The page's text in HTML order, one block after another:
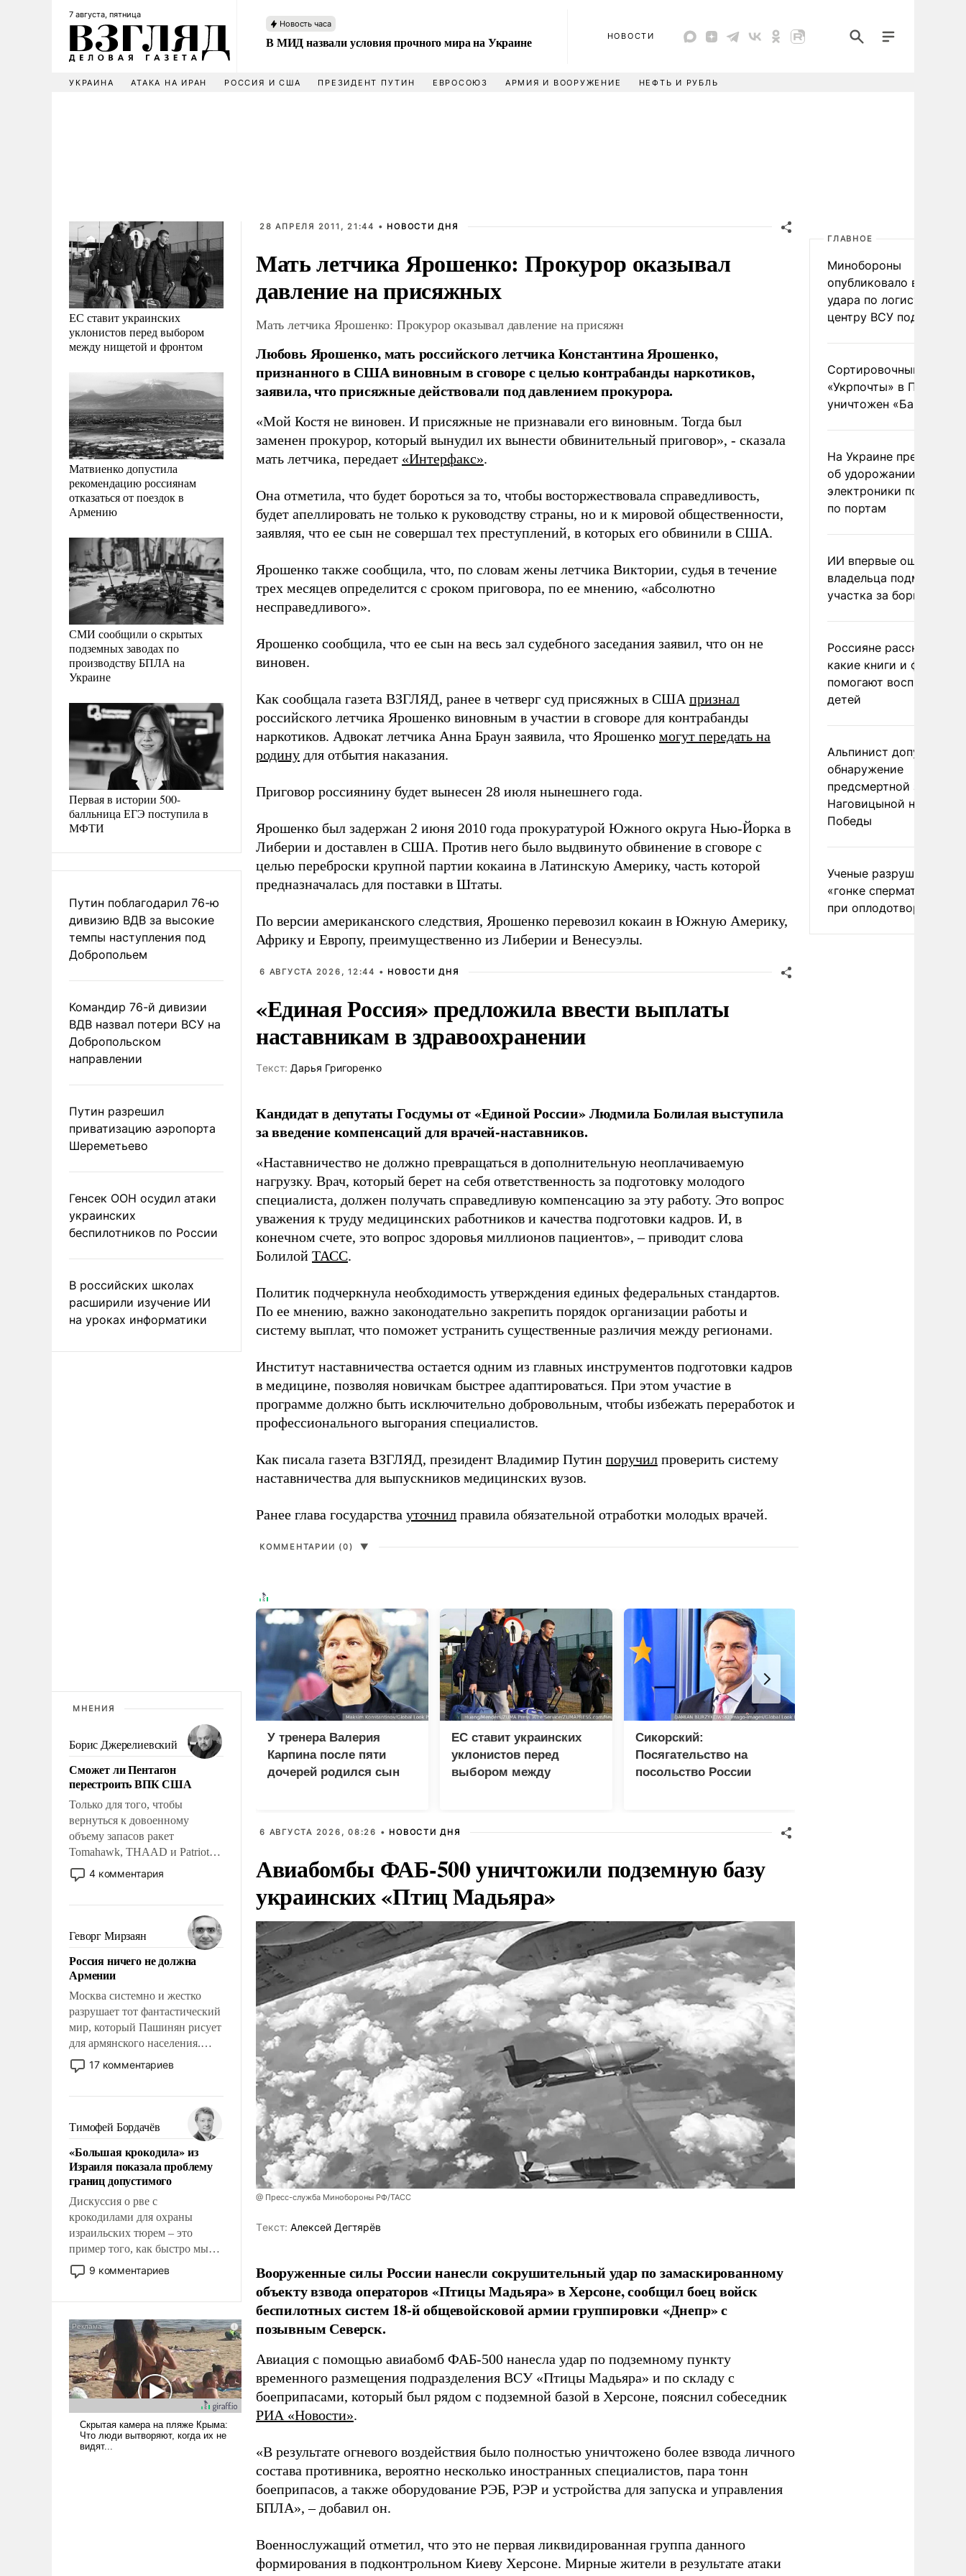
7 августа, пятница
Новость часа
В МИД назвали условия прочного мира на Украине НОВОСТИ
УКРАИНА АТАКА НА ИРАН РОССИЯ И США ПРЕЗИДЕНТ ПУТИН ЕВРОСОЮЗ АРМИЯ И ВООРУЖЕНИЕ НЕФТЬ И РУБЛЬ
ЕС ставит украинских
уклонистов перед выбором
между нищетой и фронтом
Матвиенко допустила
рекомендацию россиянам
отказаться от поездок в
Армению
СМИ сообщили о скрытых
подземных заводах по
производству БПЛА на
Украине
Первая в истории 500-
балльница ЕГЭ поступила в
МФТИ
Путин поблагодарил 76-ю
дивизию ВДВ за высокие
темпы наступления под
Добропольем
Командир 76-й дивизии
ВДВ назвал потери ВСУ на
Добропольском
направлении
Путин разрешил
приватизацию аэропорта
Шереметьево
Генсек ООН осудил атаки
украинских
беспилотников по России
В российских школах
расширили изучение ИИ
на уроках информатики
МНЕНИЯ
Борис Джерелиевский
Сможет ли Пентагон
перестроить ВПК США
Только для того, чтобы
вернуться к довоенному
объему запасов ракет
Tomahawk, THAAD и Patriot
США потребуется более трех
лет. Даже небольшая война с
Сложившаяся ситуация
означает многолетний период
уязвимости США, например,
перед Китаем.
4 комментария
Геворг Мирзаян
Россия ничего не должна
Армении
Москва системно и жестко
разрушает тот фантастический
мир, который Пашинян рисует
для армянского населения.
Мир, где политические
прожекты будут безусловно
налогоплательщиков и где
Еревану за свои поступки не
нужно отвечать.
17 комментариев
Тимофей Бордачёв
«Большая крокодила» из
Израиля показала проблему
границ допустимого
Дискуссия о рве с
крокодилами для охраны
израильских тюрем – это
пример того, как быстро мы
двигаемся по пути
революционных изменений.
псевдонаучной фантастики,
стало всерьез обсуждаемой
идеей.
9 комментариев
28 АПРЕЛЯ 2011, 21:44 • НОВОСТИ ДНЯ
Мать летчика Ярошенко: Прокурор оказывал
давление на присяжных
Мать летчика Ярошенко: Прокурор оказывал давление на присяжн
Любовь Ярошенко, мать российского летчика Константина Ярошенко,
признанного в США виновным в сговоре с целью контрабанды наркотиков,
заявила, что присяжные действовали под давлением прокурора.
«Мой Костя не виновен. И присяжные не признавали его виновным. Тогда был
заменен прокурор, который вынудил их вынести обвинительный приговор», - сказала
мать летчика, передает «Интерфакс».
Она отметила, что будет бороться за то, чтобы восторжествовала справедливость,
будет апеллировать не только к руководству страны, но и к мировой общественности,
заявляя, что ее сын не совершал тех преступлений, в которых его обвинили в США.
Ярошенко также сообщила, что, по словам жены летчика Виктории, судья в течение
трех месяцев определится с сроком приговора, по ее мнению, «абсолютно
несправедливого».
Ярошенко сообщила, что ее сын на весь зал судебного заседания заявил, что он не
виновен.
Как сообщала газета ВЗГЛЯД, ранее в четверг суд присяжных в США признал
российского летчика Ярошенко виновным в участии в сговоре для контрабанды
наркотиков. Адвокат летчика Анна Браун заявила, что Ярошенко могут передать на
родину для отбытия наказания.
Приговор россиянину будет вынесен 28 июля нынешнего года.
Ярошенко был задержан 2 июня 2010 года прокуратурой Южного округа Нью-Йорка в
Либерии и доставлен в США. Против него было выдвинуто обвинение в сговоре с
целью переброски крупной партии кокаина в Латинскую Америку, часть которой
предназначалась для поставки в Штаты.
По версии американского следствия, Ярошенко перевозил кокаин в Южную Америку,
Африку и Европу, преимущественно из Либерии и Венесуэлы.
6 АВГУСТА 2026, 12:44 • НОВОСТИ ДНЯ
«Единая Россия» предложила ввести выплаты
наставникам в здравоохранении
Tекст: Дарья Григоренко
Кандидат в депутаты Госдумы от «Единой России» Людмила Болилая выступила
за введение компенсаций для врачей-наставников.
«Наставничество не должно превращаться в дополнительную неоплачиваемую
нагрузку. Врач, который берет на себя ответственность за подготовку молодого
специалиста, должен получать справедливую компенсацию за эту работу. Это вопрос
уважения к труду медицинских работников и качества подготовки кадров. И, в
конечном счете, это вопрос здоровья миллионов пациентов», – приводит слова
Болилой ТАСС.
Политик подчеркнула необходимость утверждения единых федеральных стандартов.
По ее мнению, важно законодательно закрепить порядок организации работы и
систему выплат, что поможет устранить существенные различия между регионами.
Институт наставничества остается одним из главных инструментов подготовки кадров
в медицине, позволяя новичкам быстрее адаптироваться. При этом участие в
программе должно быть исключительно добровольным, чтобы избежать переработок и
профессионального выгорания специалистов.
Как писала газета ВЗГЛЯД, президент Владимир Путин поручил проверить систему
наставничества для выпускников медицинских вузов.
Ранее глава государства уточнил правила обязательной отработки молодых врачей.
КОММЕНТАРИИ (0) ▼
У тренера Валерия
Карпина после пяти
дочерей родился сын
ЕС ставит украинских
уклонистов перед
выбором между
Сикорский:
Посягательство на
посольство России
6 АВГУСТА 2026, 08:26 • НОВОСТИ ДНЯ
Авиабомбы ФАБ-500 уничтожили подземную базу
украинских «Птиц Мадьяра»
@ Пресс-служба Минобороны РФ/ТАСС
Tекст: Алексей Дегтярёв
Вооруженные силы России нанесли сокрушительный удар по замаскированному
объекту взвода операторов «Птицы Мадьяра» в Херсоне, сообщил боец войск
беспилотных систем 18-й общевойсковой армии группировки «Днепр» с
позывным Северск.
Авиация с помощью авиабомб ФАБ-500 нанесла удар по подземному пункту
временного размещения подразделения ВСУ «Птицы Мадьяра» и по складу с
боеприпасами, который был рядом с подземной базой в Херсоне, пояснил собеседник
РИА «Новости».
«В результате огневого воздействия было полностью уничтожено более взвода личного
состава противника, вероятно несколько иностранных специалистов, пара тонн
боеприпасов, а также оборудование РЭБ, РЭР и устройства для запуска и управления
БПЛА», – добавил он.
Военнослужащий отметил, что это не первая ликвидированная группа данного
формирования в подконтрольном Киеву Херсоне. Мирные жители в результате атаки
ГЛАВНОЕ
Минобороны
опубликовало видео
удара по
центру ВСУ под Киевом
Сортировочный пункт
«Укрпочты» в
уничтожен
На Украине
об удорожании
электроники после
по портам
ИИ впервые
владельца
участка за борщевик
Россияне рассказали,
какие книги и фильмы
помогают воспитывать
детей
Альпинист допустил
обнаружение
предсмертной записки
Наговицыной на пике
Победы
Ученые разрушили миф
«гонке
при оплодотворении